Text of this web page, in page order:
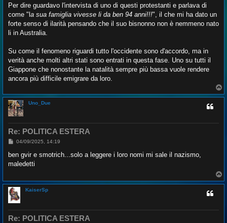
Per dire guardavo l'intervista di uno di questi protestanti e parlava di
come "l a sua famiglia vivesse li da ben 94 anni!!!", il che mi ha dato un
forte senso di ilarità pensando che il suo bisnonno non è nemmeno nato
li in Australia.
Su come il fenomeno riguardi tutto l'occidente sono d'accordo, ma in
verità anche molti altri stati sono entrati in questa fase. Uno su tutti il
Giappone che nonostante la natalità sempre più bassa vuole rendere
ancora più difficile emigrare da loro.
o
Uno_Due
Re: POLITICA ESTERA
M
s
a
i
o
04/09/2025, 14:19
ben gvir e smotrich...solo a leggere i loro nomi mi sale il nazismo,
maledetti
o
KaiserSp
Re: POLITICA ESTERA